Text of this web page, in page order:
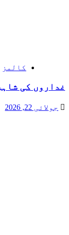
کالمز
غداروں کی
جولائی 22, 2026